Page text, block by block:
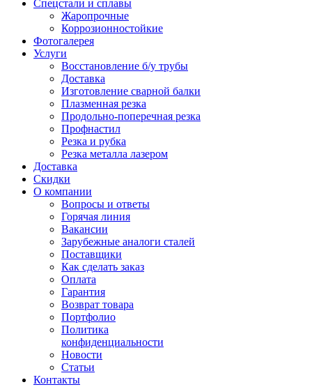
Спецстали и сплавы
Жаропрочные
Коррозионностойкие
Фотогалерея
Услуги
Восстановление б/у трубы
Доставка
Изготовление сварной балки
Плазменная резка
Продольно-поперечная резка
Профнастил
Резка и рубка
Резка металла лазером
Доставка
Скидки
О компании
Вопросы и ответы
Горячая линия
Вакансии
Зарубежные аналоги сталей
Поставщики
Как сделать заказ
Оплата
Гарантия
Возврат товара
Портфолио
Политика
конфиденциальности
Новости
Статьи
Контакты